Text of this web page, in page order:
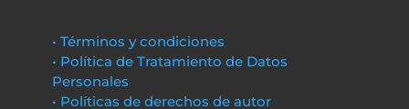
• Términos y condiciones
• Política de Tratamiento de Datos
Personales
• Políticas de derechos de autor